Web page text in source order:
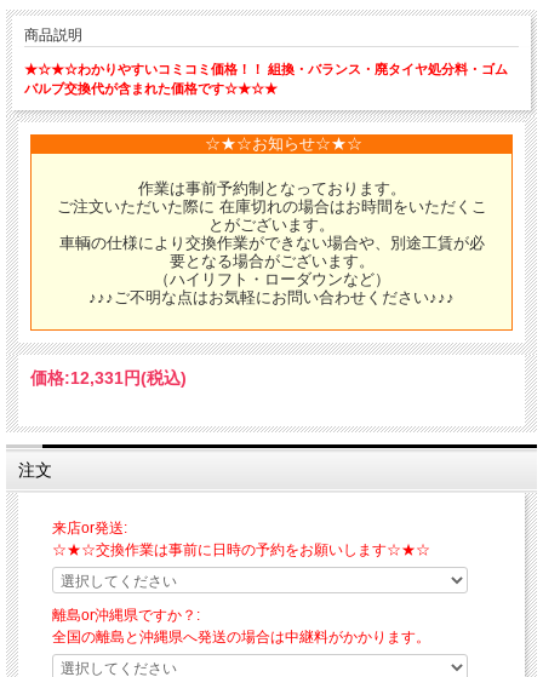
商品説明
★☆★☆わかりやすいコミコミ価格！！ 組換・バランス・廃タイヤ処分料・ゴム
バルブ交換代が含まれた価格です☆★☆★
☆★☆お知らせ☆★☆
作業は事前予約制となっております。
ご注文いただいた際に 在庫切れの場合はお時間をいただくこ
とがございます。
車輌の仕様により交換作業ができない場合や、別途工賃が必
要となる場合がございます。
（ハイリフト・ローダウンなど）
♪♪♪ご不明な点はお気軽にお問い合わせください♪♪♪
価格:12,331円(税込)
注文
来店or発送:
☆★☆交換作業は事前に日時の予約をお願いします☆★☆
離島or沖縄県ですか？:
全国の離島と沖縄県へ発送の場合は中継料がかかります。